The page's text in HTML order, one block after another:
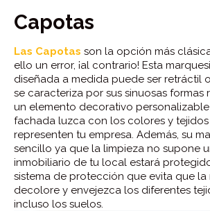
Capotas
Las Capotas son la opción más
ello un error, ¡al contrario! Esta
diseñada a medida puede ser retráctil
se caracteriza por sus sinuosas formas
un elemento decorativo
fachada luzca con los colores y
representen tu empresa. Además, su
sencillo ya que la limpieza no supone
inmobiliario de tu local estará
sistema de protección que evita que
decolore y envejezca los diferentes
incluso los suelos.